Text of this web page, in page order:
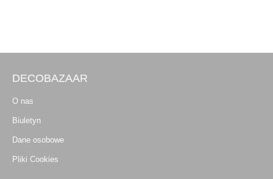
DECOBAZAAR
O nas
Biuletyn
Dane osobowe
Pliki Cookies